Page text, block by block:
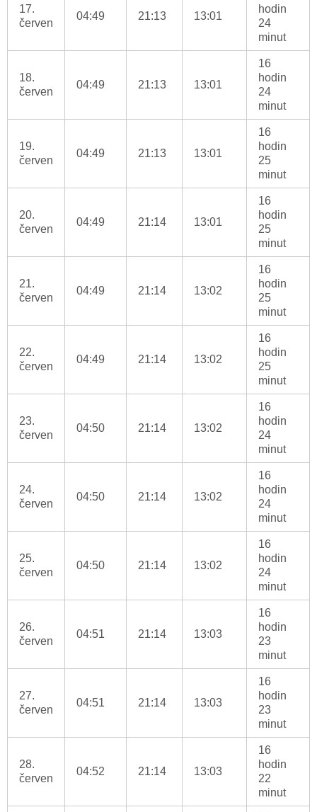
17.
červen
04:49 21:13 13:01
hodin
24
minut
18.
červen
04:49 21:13 13:01
16
hodin
24
minut
19.
červen
04:49 21:13 13:01
16
hodin
25
minut
20.
červen
04:49 21:14 13:01
16
hodin
25
minut
21.
červen
04:49 21:14 13:02
16
hodin
25
minut
22.
červen
04:49 21:14 13:02
16
hodin
25
minut
23.
červen
04:50 21:14 13:02
16
hodin
24
minut
24.
červen
04:50 21:14 13:02
16
hodin
24
minut
25.
červen
04:50 21:14 13:02
16
hodin
24
minut
26.
červen
04:51 21:14 13:03
16
hodin
23
minut
27.
červen
04:51 21:14 13:03
16
hodin
23
minut
28.
červen
04:52 21:14 13:03
16
hodin
22
minut